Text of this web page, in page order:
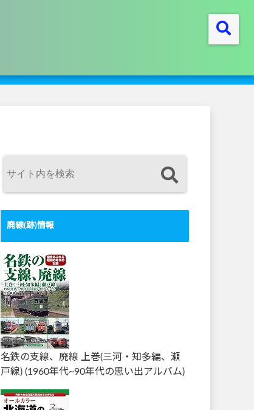
廃線(跡)情報
名鉄の支線、廃線 上巻(三河・知多編、瀬
戸線) (1960年代~90年代の思い出アルバム)